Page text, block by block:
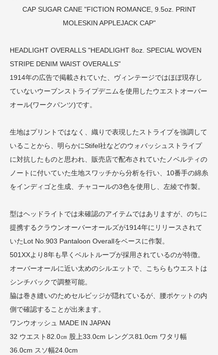
CAP SUGAR CANE "FICTION ROMANCE, 9.5oz. PRINT
MOLESKIN APPLEJACK CAP"
HEADLIGHT OVERALLS "HEADLIGHT 8oz. SPECIAL WOVEN
STRIPE DENIM WAIST OVERALLS"
1914年の広告で掲載されていた、ヴィンテージではほぼ現存し
ていないウーブンストライプデニムを使用したウエストオーバー
オール(ワークパンツ)です。
生地はプリントではなく、織りで表現したストライプを強調して
いることから、明らかにStifel社などのウォバッシュストライプ
に対抗したものと思われ、販売店で配布されていたノベルティの
ノートに付いていた生地スワッチから分析を行い、10番手の綿糸
をインディゴと生成、チャコールの3色を使用し、左綾で作製。
型はヘッドライトでは未確認のアイテムではあリますが、のちに
提携するクラウンオーバーオールズが1914年にリリースされて
いたLot No.903 Pantaloon Overallをベースに作製。
501XXより8年も早くベルトループが採用されているのが特徴。
オーバーオールに近い太めのシルエットで、こちらもウエストは
シンチバックで調整可能。
脇は巻き縫いのためセルビッジが隠れているが、腰ポケットの内
側で確認することが出来ます。
ワンウオッシュ MADE IN JAPAN
32 ウエスト82.0㎝ 股上33.0cm レングス81.0cm ワタリ幅
36.0cm スソ幅24.0cm